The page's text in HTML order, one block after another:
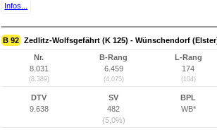
Infos...
B 92 Zedlitz-Wolfsgefährt (K 125) - Wünschendorf
Nr.
8.031
(8.389)
B-Rang
6.459
(4.075)
L-Rang
174
(104)
DTV
9.638
SV
482
(5,0%)
BPL
WB*